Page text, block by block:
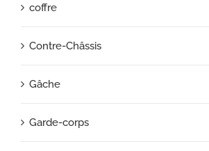
coffre
Contre-Châssis
Gâche
Garde-corps